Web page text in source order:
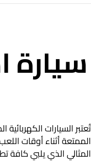
سيارة
تُعتبر السيارات
الممتعة أثناء أوقات
المثالي الذي يلبي كافة